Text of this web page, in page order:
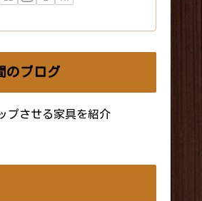
のブログ
プさせる家具を紹介